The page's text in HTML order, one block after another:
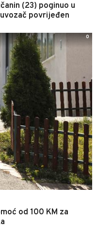
(23) poginuo u
povrijeđen
od 100 KM za
0